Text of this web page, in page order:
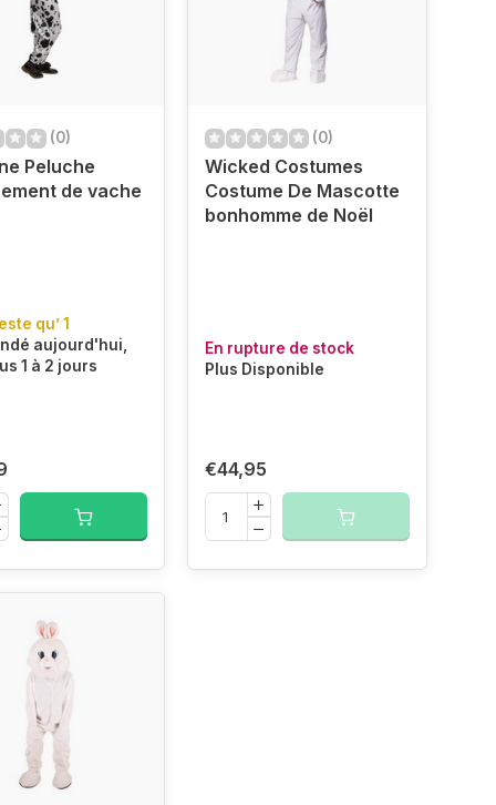
(0)
Peluche
de vache
qu’ 1
aujourd'hui,
1 à 2 jours
(0)
Wicked Costumes
Costume De Mascotte
bonhomme de Noël
En rupture de stock
Plus Disponible
€44,95